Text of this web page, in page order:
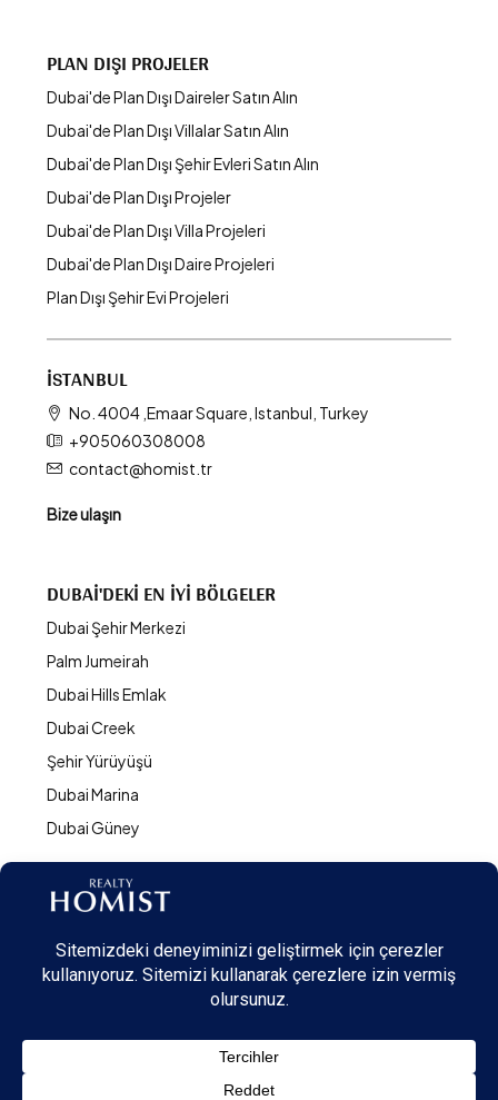
PLAN DIŞI PROJELER
Dubai'de Plan Dışı Daireler Satın Alın
Dubai'de Plan Dışı Villalar Satın Alın
Dubai'de Plan Dışı Şehir Evleri Satın Alın
Dubai'de Plan Dışı Projeler
Dubai'de Plan Dışı Villa Projeleri
Dubai'de Plan Dışı Daire Projeleri
Plan Dışı Şehir Evi Projeleri
İSTANBUL
No. 4004 ,Emaar Square, Istanbul, Turkey
+905060308008
contact@homist.tr
Bize ulaşın
DUBAI'DEKI EN İYI BÖLGELER
Dubai Şehir Merkezi
Palm Jumeirah
Dubai Hills Emlak
Dubai Creek
Şehir Yürüyüşü
Dubai Marina
Dubai Güney
© Realty Homist - All rights reserved. 2026